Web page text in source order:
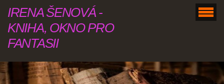
IRENA ŠENOVÁ -
KNIHA, OKNO PRO
FANTASII